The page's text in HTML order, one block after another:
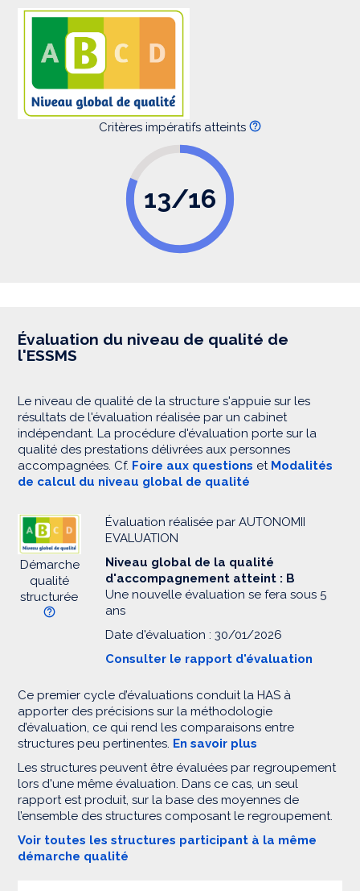
Critères impératifs atteints
13/16
Évaluation du niveau de qualité de
l'ESSMS
Le niveau de qualité de la structure s'appuie sur les
résultats de l'évaluation réalisée par un cabinet
indépendant. La procédure d'évaluation porte sur la
qualité des prestations délivrées aux personnes
accompagnées. Cf. Foire aux questions et Modalités
de calcul du niveau global de qualité
Démarche
qualité
structurée
Évaluation réalisée par AUTONOMII
EVALUATION
Niveau global de la qualité
d'accompagnement atteint : B
Une nouvelle évaluation se fera sous 5
ans
Date d'évaluation : 30/01/2026
Consulter le rapport d'évaluation
Ce premier cycle d’évaluations conduit la HAS à
apporter des précisions sur la méthodologie
d’évaluation, ce qui rend les comparaisons entre
structures peu pertinentes. En savoir plus
Les structures peuvent être évaluées par regroupement
lors d'une même évaluation. Dans ce cas, un seul
rapport est produit, sur la base des moyennes de
l’ensemble des structures composant le regroupement.
Voir toutes les structures participant à la même
démarche qualité